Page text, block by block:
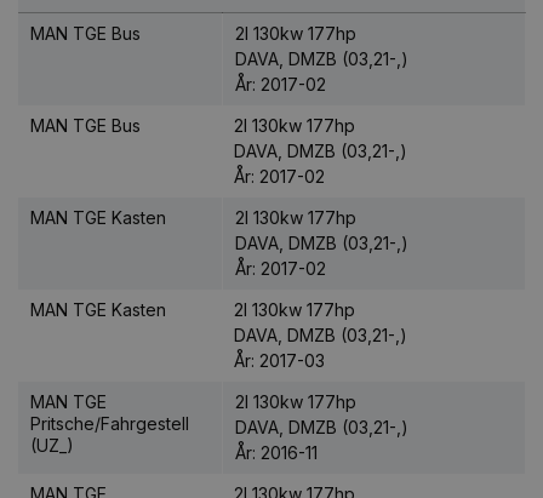
MAN TGE Bus
2l 130kw 177hp
DAVA, DMZB (03,21-,)
År: 2017-02
MAN TGE Bus
2l 130kw 177hp
DAVA, DMZB (03,21-,)
År: 2017-02
MAN TGE Kasten
2l 130kw 177hp
DAVA, DMZB (03,21-,)
År: 2017-02
MAN TGE Kasten
2l 130kw 177hp
DAVA, DMZB (03,21-,)
År: 2017-03
MAN TGE
Pritsche/Fahrgestell
(UZ_)
2l 130kw 177hp
DAVA, DMZB (03,21-,)
År: 2016-11
MAN TGE
2l 130kw 177hp